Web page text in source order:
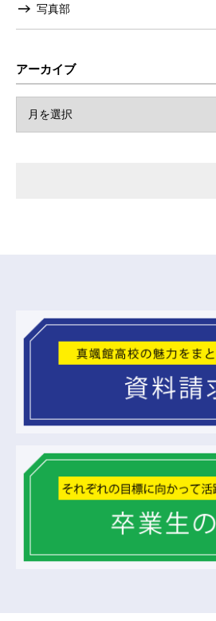
写真部
アーカイブ